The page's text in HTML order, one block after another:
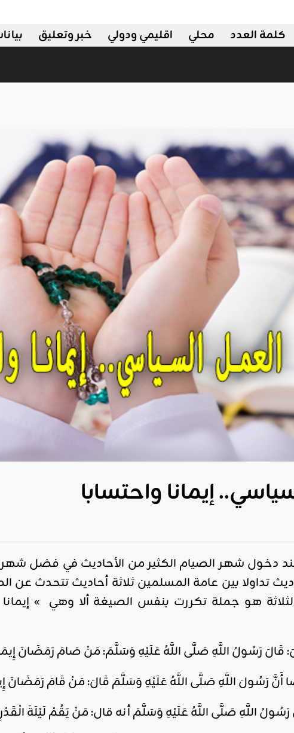
خبر وتعليق اقليمي ودولي محلي كلمة العدد
دخول شهر الصيام الكثير من الأحاديث في فضل
تداولا بين عامة المسلمين ثلاثة أحاديث تتحدث عن
هو جملة تكررت بنفس الصيغة ألا وهي » إيمانا
قَالَ رَسُولُ اللَّهِ صَلَّى اللَّهُ عَلَيْهِ وَسَلَّمَ: مَنْ صَامَ رَمَضَانَ
أَنَّ رَسُولَ اللَّهِ صَلَّى اللَّهُ عَلَيْهِ وَسَلَّمَ قَالَ: مَنْ قَامَ رَمَضَانَ
اللَّهِ صَلَّى اللَّهُ عَلَيْهِ وَسَلَّمَ أنه قال: مَنْ يَقُمْ لَيْلَةَ